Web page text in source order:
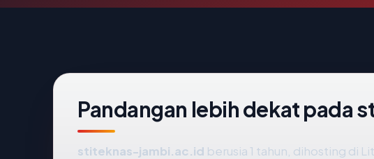
Pandangan lebih dekat pada
stiteknas-jambi.ac.id berusia 1 tahun, dihosting di